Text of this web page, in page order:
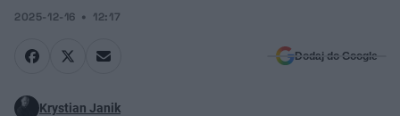
2025-12-16 12:17
Dodaj do Google
Krystian Janik